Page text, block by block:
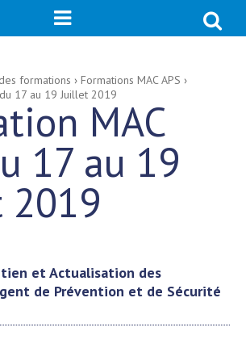
 Chercher
Recherche
formations › Formations MAC APS ›
17 au 19 Juillet 2019
MAC
17 au 19
2019
et Actualisation des
de Prévention et de Sécurité